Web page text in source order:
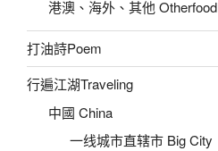
港澳、海外、其他 Otherfood
打油詩Poem
行遍江湖Traveling
中國 China
一线城市直辖市 Big City